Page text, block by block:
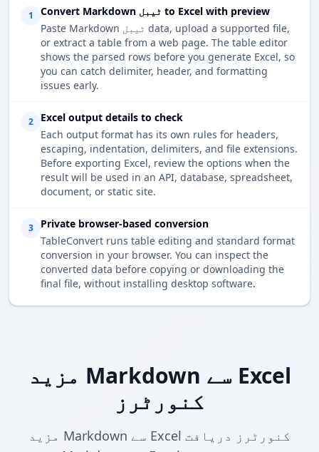
1
Convert Markdown ٹیبل to Excel with preview
Paste Markdown ٹیبل data, upload a supported file,
or extract a table from a web page. The table editor
shows the parsed rows before you generate Excel, so
you can catch delimiter, header, and formatting
issues early.
2
Excel output details to check
Each output format has its own rules for headers,
escaping, indentation, delimiters, and file extensions.
Before exporting Excel, review the options when the
result will be used in an API, database, spreadsheet,
document, or static site.
3
Private browser-based conversion
TableConvert runs table editing and standard format
conversion in your browser. You can inspect the
converted data before copying or downloading the
final file, without installing desktop software.
مزید Markdown سے Excel
کنورٹرز
مزید Markdown سے Excel کنورٹرز دریافت